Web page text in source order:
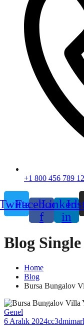
+1 800 456 789
Facebook-
f
in
Blog Single
Home
Blog
Bursa Bungalov
Genel
6 Aralık 2024